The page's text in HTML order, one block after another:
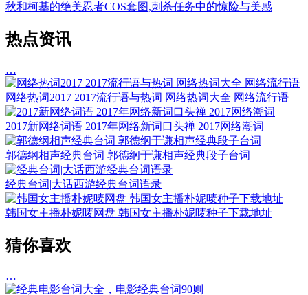
秋和柯基的绝美忍者COS套图,刺杀任务中的惊险与美感
热点资讯
…
网络热词2017 2017流行语与热词 网络热词大全 网络流行语
2017新网络词语 2017年网络新词口头禅 2017网络潮词
郭德纲相声经典台词 郭德纲于谦相声经典段子台词
经典台词|大话西游经典台词语录
韩国女主播朴妮唛网盘 韩国女主播朴妮唛种子下载地址
猜你喜欢
…